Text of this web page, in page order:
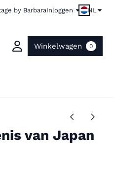
by BarbaraInloggen NL
Winkelwagen 0
van Japan